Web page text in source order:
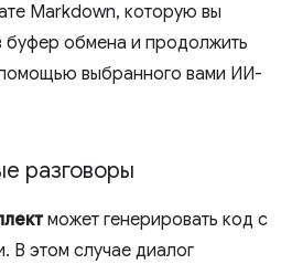
Markdown, которую вы
буфер обмена и продолжить
выбранного вами ИИ-
разговоры
может генерировать код с
В этом случае диалог